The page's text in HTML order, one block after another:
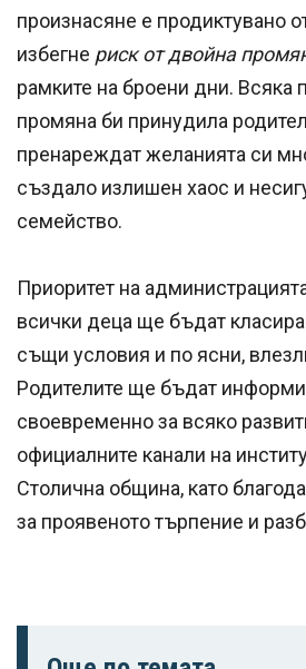
произнасяне е продиктувано
избегне риск от двойна
рамките на броени дни. Всяка
промяна би принудила
пренареждат желанията си
създало излишен хаос и
семейство.
Приоритет на
всички деца ще бъдат
същи условия и по ясни,
Родителите ще бъдат
своевременно за всяко
официалните канали на
Столична община, като
за проявеното търпение и